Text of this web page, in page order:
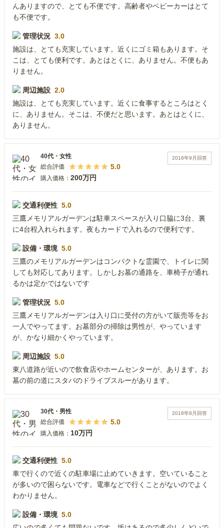
んありますので、とても不便です。高齢者やベビーカーはとて
も不便です。
管理状況 3.0
施設は、とても充実しています。近くにゴミ箱もあります。そ
こは、とても便利です。あとはとくに、ありません。不便もあ
りません。
周辺施設 2.0
施設は、とても充実しています。近くに食事するところはとく
に、ありません。そこは、不便だと思います。あとはとくに、
ありません。
2018年9月 回答
40代 ・ 女性
総合評価
5.0
購入価格： 200万円
交通利便性 5.0
三鷹メモリアルガーデンは駐車スペースが入り口脇に3台、裏
に4台程入れられます。夜もカードで入れるので便利です。
設備・環境 5.0
三鷹のメモリアルガーデンはコンパクトな霊園で、トイレに関
しても対応してあります。しかしお墓の通路を、車椅子が通れ
るかは定かではないです
管理状況 5.0
三鷹メモリアルガーデンは入り口に受付の方がいて販売等をお
一人でやってます。お墓部分の掃除は男性が、やっています
が、かなり細かくやっています。
周辺施設 5.0
東八道路が近いので飲食店やホームセンターが、あります。お
墓の前の道にスタバのドライブスルーがあります。
2018年8月 回答
30代 ・ 男性
総合評価
5.0
購入価格： 10万円
交通利便性 5.0
車で行くので近くの駐車場に止めていきます。空いていること
が多いので困らないです。電車などで行くことがないのでよく
わかりません。
設備・環境 5.0